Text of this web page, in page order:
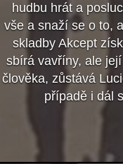
hudbu hrát a
vše a snaží se o to,
skladby Akcept
sbírá vavříny, ale
člověka, zůstává
případě i dál